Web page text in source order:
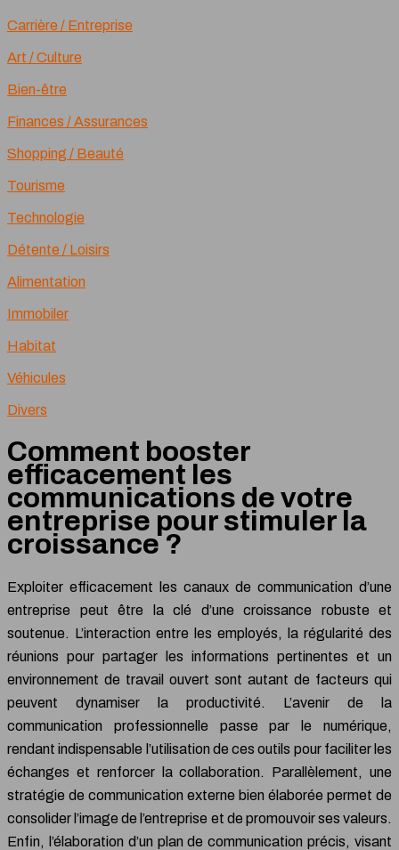
Carrière / Entreprise
Art / Culture
Bien-être
Finances / Assurances
Shopping / Beauté
Tourisme
Technologie
Détente / Loisirs
Alimentation
Immobiler
Habitat
Véhicules
Divers
Comment booster
efficacement les
communications de votre
entreprise pour stimuler la
croissance ?
Exploiter efficacement les canaux de communication d’une
entreprise peut être la clé d’une croissance robuste et
soutenue. L’interaction entre les employés, la régularité des
réunions pour partager les informations pertinentes et un
environnement de travail ouvert sont autant de facteurs qui
peuvent dynamiser la productivité. L’avenir de la
communication professionnelle passe par le numérique,
rendant indispensable l’utilisation de ces outils pour faciliter les
échanges et renforcer la collaboration. Parallèlement, une
stratégie de communication externe bien élaborée permet de
consolider l’image de l’entreprise et de promouvoir ses valeurs.
Enfin, l’élaboration d’un plan de communication précis, visant